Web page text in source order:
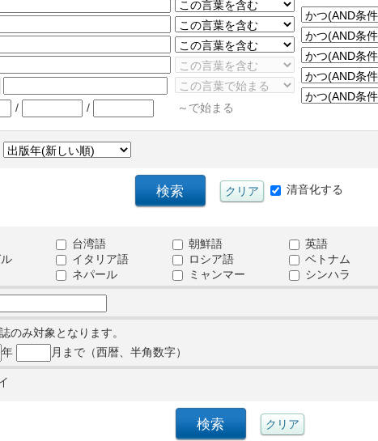
/ / ～で始まる
清音化する
台湾語 朝鮮語 英語
イタリア語 ロシア語 ベトナム
ネパール ミャンマー シンハラ
のみ対象となります。
年 月まで（西暦、半角数字）